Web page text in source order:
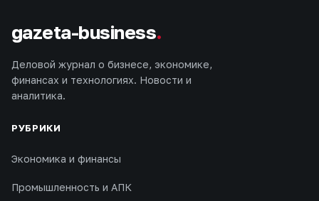
gazeta-business.
Деловой журнал о бизнесе, экономике,
финансах и технологиях. Новости и
аналитика.
РУБРИКИ
Экономика и финансы
Промышленность и АПК